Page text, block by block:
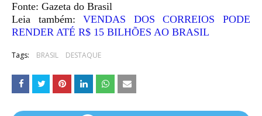
Fonte: Gazeta do Brasil
Leia também:VENDAS DOS CORREIOS PODE
RENDER ATÉ R$ 15 BILHÕES AO BRASIL
Tags: BRASIL DESTAQUE